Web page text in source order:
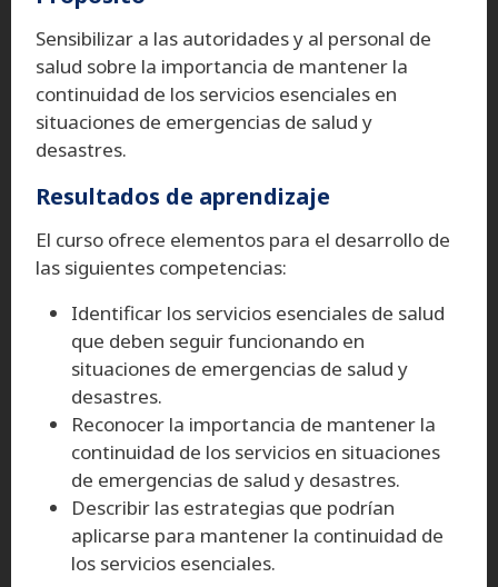
Sensibilizar a las autoridades y al personal de
salud sobre la importancia de mantener la
continuidad de los servicios esenciales en
situaciones de emergencias de salud y
desastres.
Resultados de aprendizaje
El curso ofrece elementos para el desarrollo de
las siguientes competencias:
Identificar los servicios esenciales de salud
que deben seguir funcionando en
situaciones de emergencias de salud y
desastres.
Reconocer la importancia de mantener la
continuidad de los servicios en situaciones
de emergencias de salud y desastres.
Describir las estrategias que podrían
aplicarse para mantener la continuidad de
los servicios esenciales.